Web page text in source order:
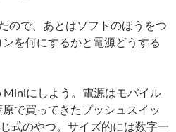
ので、あとはソフトのほうをつ
を何にするかと電源どうする
にしよう。電源はモバイル
で買ってきたプッシュスイッ
式のやつ。サイズ的には数字一